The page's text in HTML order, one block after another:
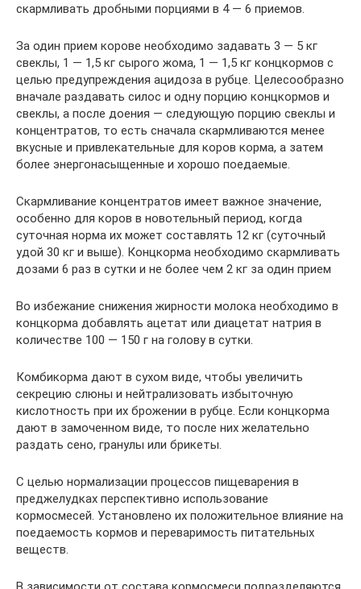
скармливать дробными порциями в 4 — 6 приемов.
За один прием корове необходимо задавать 3 — 5 кг
свеклы, 1 — 1,5 кг сырого жома, 1 — 1,5 кг концкормов с
целью предупреждения ацидоза в рубце. Целесообразно
вначале раздавать силос и одну порцию концкормов и
свеклы, а после доения — следующую порцию свеклы и
концентратов, то есть сначала скармливаются менее
вкусные и привлекательные для коров корма, а затем
более энергонасыщенные и хорошо поедаемые.
Скармливание концентратов имеет важное значение,
особенно для коров в новотельный период, когда
суточная норма их может составлять 12 кг (суточный
удой 30 кг и выше). Концкорма необходимо скармливать
дозами 6 раз в сутки и не более чем 2 кг за один прием
Во избежание снижения жирности молока необходимо в
концкорма добавлять ацетат или диацетат натрия в
количестве 100 — 150 г на голову в сутки.
Комбикорма дают в сухом виде, чтобы увеличить
секрецию слюны и нейтрализовать избыточную
кислотность при их брожении в рубце. Если концкорма
дают в замоченном виде, то после них желательно
раздать сено, гранулы или брикеты.
С целью нормализации процессов пищеварения в
преджелудках перспективно использование
кормосмесей. Установлено их положительное влияние на
поедаемость кормов и переваримость питательных
веществ.